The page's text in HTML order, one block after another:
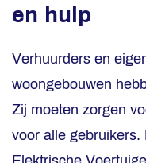
en hulp
Verhuurders en
woongebouwen
Zij moeten zorgen
voor alle